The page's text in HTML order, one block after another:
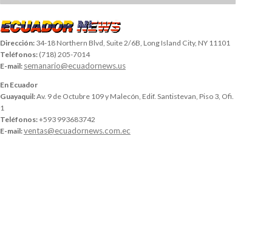
Dirección: 34-18 Northern Blvd, Suite 2/6B, Long Island City, NY 11101
Teléfonos: (718) 205-7014
E-mail: semanario@ecuadornews.us
En Ecuador
Guayaquil:Av. 9 de Octubre 109 y Malecón, Edif. Santistevan, Piso 3, Ofi.
1
Teléfonos:+593 993683742
E-mail:ventas@ecuadornews.com.ec